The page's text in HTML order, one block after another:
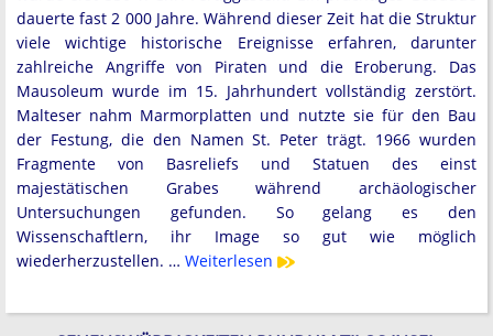
dauerte fast 2 000 Jahre. Während dieser Zeit hat die Struktur
viele wichtige historische Ereignisse erfahren, darunter
zahlreiche Angriffe von Piraten und die Eroberung. Das
Mausoleum wurde im 15. Jahrhundert vollständig zerstört.
Malteser nahm Marmorplatten und nutzte sie für den Bau
der Festung, die den Namen St. Peter trägt. 1966 wurden
Fragmente von Basreliefs und Statuen des einst
majestätischen Grabes während archäologischer
Untersuchungen gefunden. So gelang es den
Wissenschaftlern, ihr Image so gut wie möglich
wiederherzustellen. … Weiterlesen